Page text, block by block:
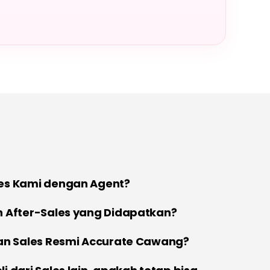
Kami dengan Agent?
After-Sales yang Didapatkan?
Sales Resmi Accurate Cawang?